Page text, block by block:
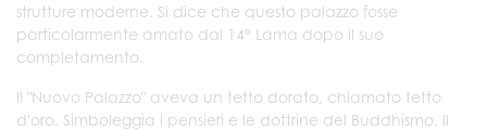
strutture moderne. Si dice che questo palazzo fosse
particolarmente amato dal 14° Lama dopo il suo
completamento.
Il "Nuovo Palazzo" aveva un tetto dorato, chiamato tetto
d'oro. Simboleggia i pensieri e le dottrine del Buddhismo. Il